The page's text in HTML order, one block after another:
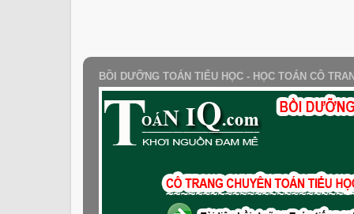
BỒI DƯỠNG TOÁN TIỂU HỌC - HỌC TOÁN CÔ